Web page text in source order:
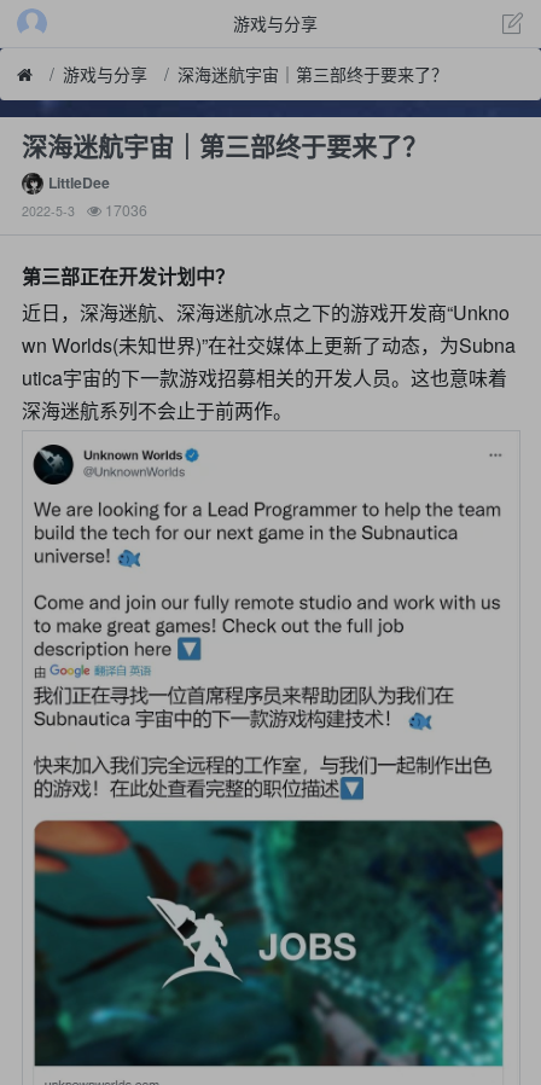
游戏与分享
游戏与分享 深海迷航宇宙｜第三部终于要来了？
深海迷航宇宙｜第三部终于要来了？
LittleDee
2022-5-3 17036
第三部正在开发计划中？
近日，深海迷航、深海迷航冰点之下的游戏开发商“Unkno
wn Worlds(未知世界)”在社交媒体上更新了动态，为Subna
utica宇宙的下一款游戏招募相关的开发人员。这也意味着
深海迷航系列不会止于前两作。